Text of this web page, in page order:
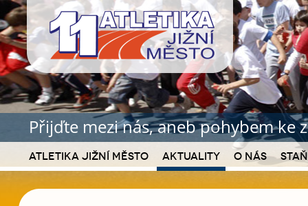
Přijďte mezi nás, aneb pohybem ke
Atletika Jižní Město Aktuality O nás